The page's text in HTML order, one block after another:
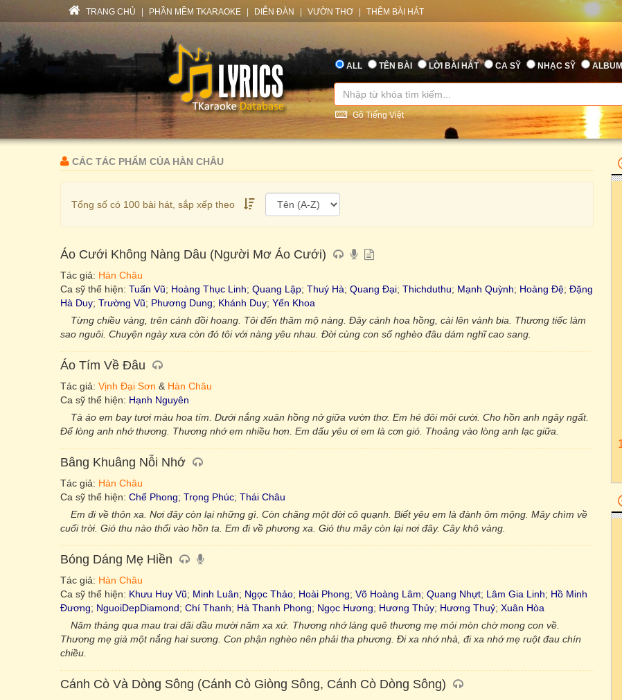
TRANG CHỦ PHẦN MỀM TKARAOKE DIỄN ĐÀN VƯỜN THƠ THÊM BÀI HÁT
ALL TÊN BÀI LỜI BÀI HÁT CA SỸ NHẠC SỸ ALBUM
Gõ Tiếng Việt
CÁC TÁC PHẨM CỦA HÀN CHÂU
Tổng số có 100 bài hát, sắp xếp theo
Áo Cưới Không Nàng Dâu (Người Mơ Áo Cưới)
Tác giả: Hàn Châu
Ca sỹ thể hiện: Tuấn Vũ; Hoàng Thục Linh; Quang Lập; Thuý Hà; Quang Đại; Thichduthu; Mạnh Quỳnh; Hoàng Đệ; Đặng
Hà Duy; Trường Vũ; Phương Dung; Khánh Duy; Yến Khoa
Từng chiều vàng, trên cánh đồi hoang. Tôi đến thăm mộ nàng. Đây cánh hoa hồng, cài lên vành bia. Thương tiếc làm
sao nguôi. Chuyện ngày xưa còn đó tôi với nàng yêu nhau. Đời cùng con số nghèo đâu dám nghĩ cao sang.
Áo Tím Về Đâu
Tác giả: Vịnh Đại Sơn & Hàn Châu
Ca sỹ thể hiện: Hạnh Nguyên
Tà áo em bay tươi màu hoa tím. Dưới nắng xuân hồng nở giữa vườn thơ. Em hé đôi môi cười. Cho hồn anh ngây ngất.
Để lòng anh nhớ thương. Thương nhớ em nhiều hơn. Em dấu yêu ơi em là cơn gió. Thoảng vào lòng anh lạc giữa.
Bâng Khuâng Nỗi Nhớ
Tác giả: Hàn Châu
Ca sỹ thể hiện: Chế Phong; Trọng Phúc; Thái Châu
Em đi về thôn xa. Nơi đây còn lại những gì. Còn chăng một đời cô quạnh. Biết yêu em là đành ôm mộng. Mây chìm về
cuối trời. Gió thu nào thổi vào hồn ta. Em đi về phương xa. Gió thu mây còn lại nơi đây. Cây khô vàng.
Bóng Dáng Mẹ Hiền
Tác giả: Hàn Châu
Ca sỹ thể hiện: Khưu Huy Vũ; Minh Luân; Ngọc Thảo; Hoài Phong; Võ Hoàng Lâm; Quang Nhựt; Lâm Gia Linh; Hồ Minh
Đương; NguoiDepDiamond; Chí Thanh; Hà Thanh Phong; Ngọc Hương; Hương Thủy; Hương Thuỷ; Xuân Hòa
Năm tháng qua mau trai dãi dầu mười năm xa xứ. Thương nhớ làng quê thương mẹ mỏi mòn chờ mong con về.
Thương mẹ già một nắng hai sương. Con phận nghèo nên phải tha phương. Đi xa nhớ nhà, đi xa nhớ mẹ ruột đau chín
chiều.
Cánh Cò Và Dòng Sông (Cánh Cò Giòng Sông, Cánh Cò Dòng Sông)